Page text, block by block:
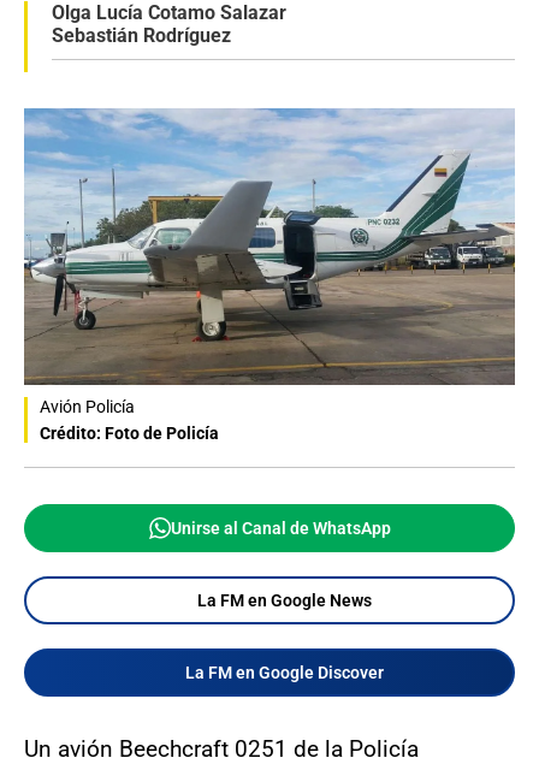
Olga Lucía Cotamo Salazar
Sebastián Rodríguez
Avión Policía
Crédito: Foto de Policía
Unirse al Canal de WhatsApp
La FM en Google News
La FM en Google Discover
Un avión Beechcraft 0251 de la Policía